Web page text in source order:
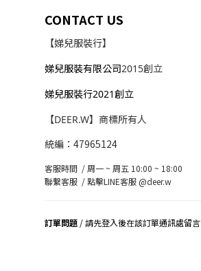
CONTACT US
【娣兒服裝行】
娣兒服裝有限公司2015創立
娣兒服裝行2021創立
【DEER.W】商標所有人
統編：47965124
客服時間 / 周一 ~ 周五 10:00 ~ 18:00
聯繫客服 /點擊LINE客服 @deer.w
訂單問題 / 請先登入後在該訂單通訊處留言